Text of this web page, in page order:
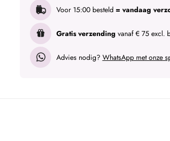
Voor 15:00 besteld = vandaag
Gratis verzending vanaf € 75 excl.
Advies nodig? WhatsApp met onze